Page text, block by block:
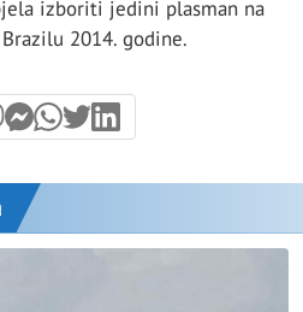
izboriti jedini plasman na
2014. godine.